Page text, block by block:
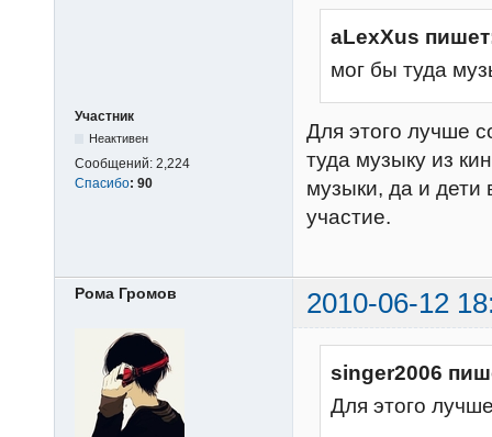
Участник
Неактивен
Сообщений: 2,224
Спасибо: 90
aLexXus
мог бы туда
Для этого лучше
туда музыку из
музыки, да и дети
участие.
Рома Громов 2010-06-12
singer2006
Для этого